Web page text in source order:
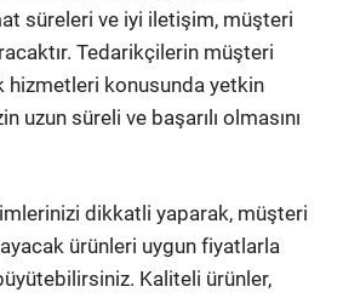
süreleri ve iyi iletişim, müşteri
Tedarikçilerin müşteri
hizmetleri konusunda yetkin
uzun süreli ve başarılı olmasını
dikkatli yaparak, müşteri
ürünleri uygun fiyatlarla
Kaliteli ürünler,